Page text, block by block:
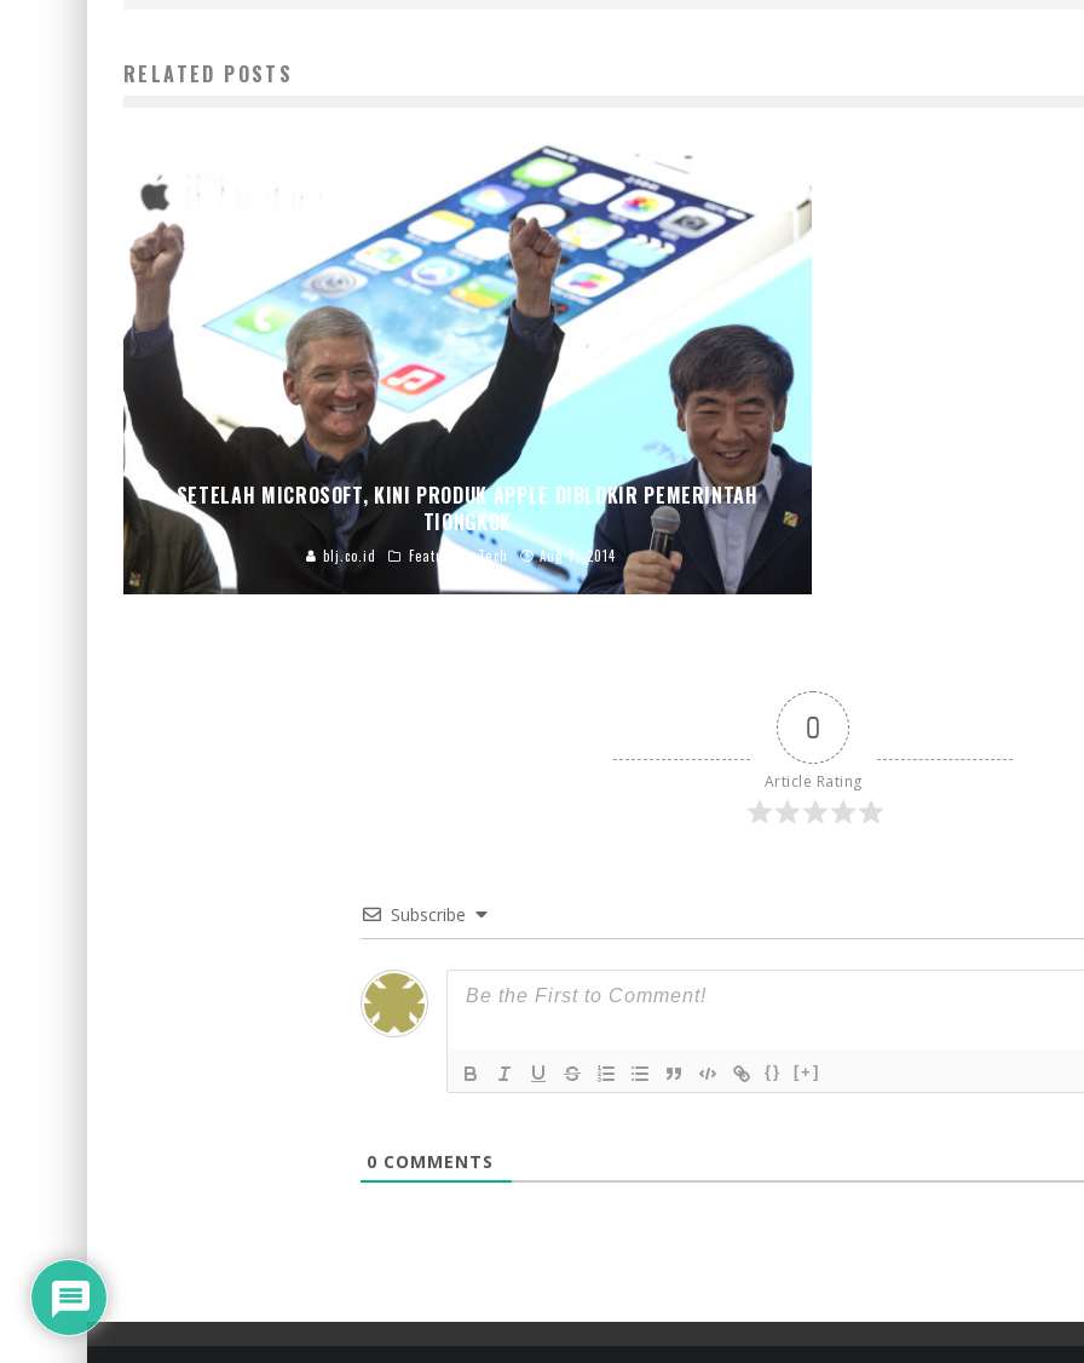
RELATED POSTS
SETELAH MICROSOFT, KINI PRODUK APPLE DIBLOKIR PEMERINTAH
TIONGKOK
blj.co.id Featured Tech Aug 7, 2014
0
Article Rating
Subscribe
{} [+]
0 COMMENTS